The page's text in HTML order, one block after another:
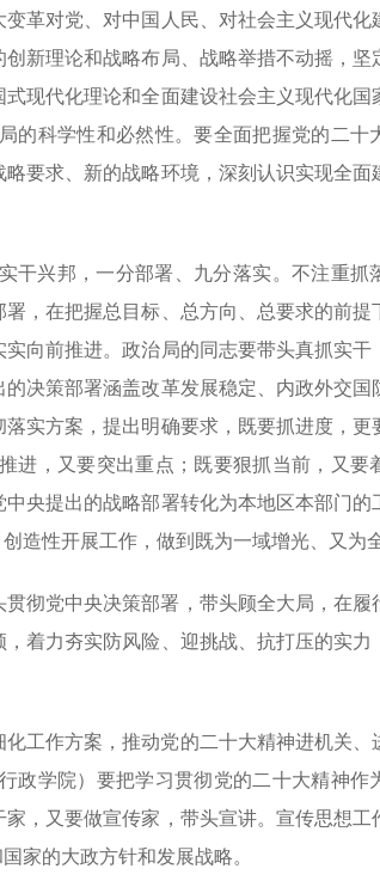
革对党、对中国人民、对社会主义现代化
新理论和战略布局、战略举措不动摇，坚
现代化理论和全面建设社会主义现代化国
的科学性和必然性。要全面把握党的二十
要求、新的战略环境，深刻认识实现全面
干兴邦，一分部署、九分落实。不注重抓
，在把握总目标、总方向、总要求的前提
向前推进。政治局的同志要带头真抓实干
决策部署涵盖改革发展稳定、内政外交国
实方案，提出明确要求，既要抓进度，更
进，又要突出重点；既要狠抓当前，又要
央提出的战略部署转化为本地区本部门的
造性开展工作，做到既为一域增光、又为
彻党中央决策部署，带头顾全大局，在履
着力夯实防风险、迎挑战、抗打压的实力
工作方案，推动党的二十大精神进机关、
政学院）要把学习贯彻党的二十大精神作
，又要做宣传家，带头宣讲。宣传思想工
家的大政方针和发展战略。